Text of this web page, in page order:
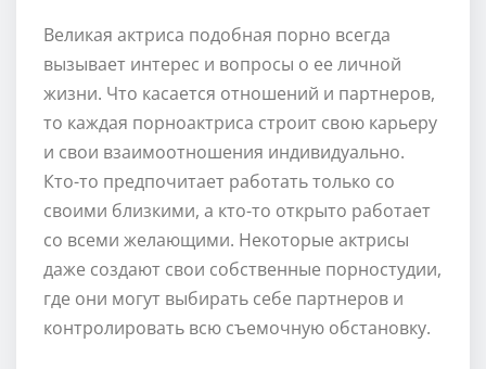
Великая актриса подобная порно всегда
вызывает интерес и вопросы о ее личной
жизни. Что касается отношений и партнеров,
то каждая порноактриса строит свою карьеру
и свои взаимоотношения индивидуально.
Кто-то предпочитает работать только со
своими близкими, а кто-то открыто работает
со всеми желающими. Некоторые актрисы
даже создают свои собственные порностудии,
где они могут выбирать себе партнеров и
контролировать всю съемочную обстановку.